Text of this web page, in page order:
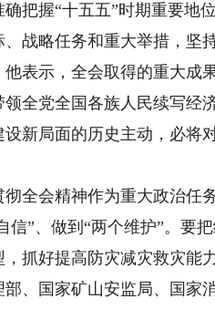
把握“十五五”时期重要地
战略任务和重大举措，坚
表示，全会取得的重大成
全党全国各族人民续写经
新局面的历史主动，必将
会精神作为重大政治任
信”、做到“两个维护”。要
抓好提高防灾减灾救灾能
国家矿山安监局、国家